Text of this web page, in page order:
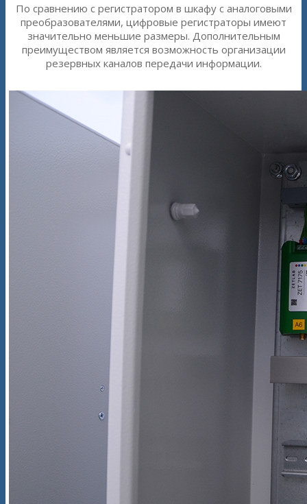
По сравнению с регистратором в шкафу с аналоговыми
преобразователями, цифровые регистраторы имеют
значительно меньшие размеры. Дополнительным
преимуществом является возможность организации
резервных каналов передачи информации.